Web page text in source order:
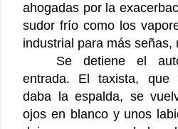
ahogadas por la
sudor frío como los
industrial para más señas,
Se detiene el
entrada. El taxista, que
daba la espalda, se
ojos en blanco y unos